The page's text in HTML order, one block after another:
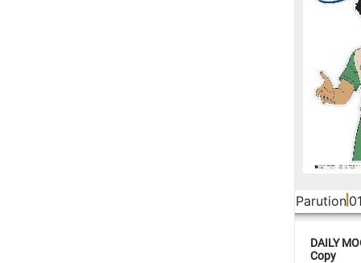
Parution
DAILY
Copy